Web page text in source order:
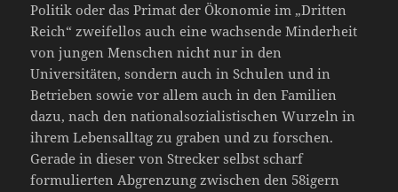
Politik oder das Primat der Ökonomie im „Dritten
Reich“ zweifellos auch eine wachsende Minderheit
von jungen Menschen nicht nur in den
Universitäten, sondern auch in Schulen und in
Betrieben sowie vor allem auch in den Familien
dazu, nach den nationalsozialistischen Wurzeln in
ihrem Lebensalltag zu graben und zu forschen.
Gerade in dieser von Strecker selbst scharf
formulierten Abgrenzung zwischen den 58igern